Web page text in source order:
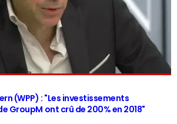
(WPP) : "Les investissements
GroupM ont crû de 200% en 2018"